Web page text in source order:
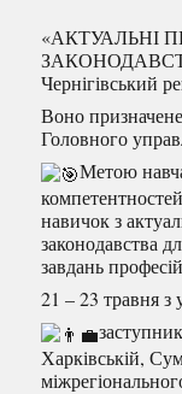
«АКТУАЛЬНІ
Чернігівський
Воно
Головного
Метою
навичок з
законодавства
завдань
21 – 23 травня з
Харківській,